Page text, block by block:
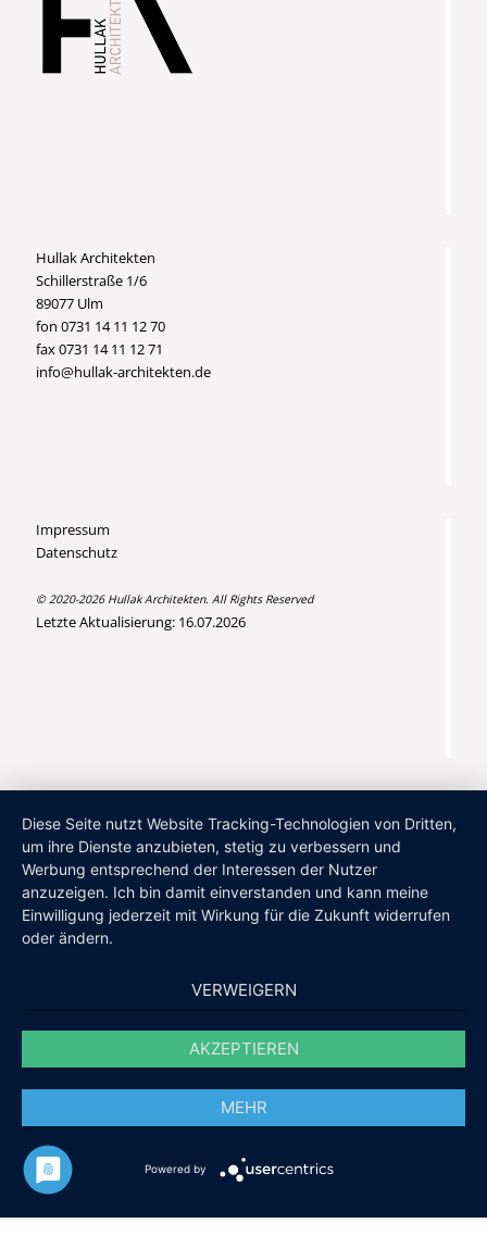
Hullak Architekten
Schillerstraße 1/6
89077 Ulm
fon 0731 14 11 12 70
fax 0731 14 11 12 71
info@hullak-architekten.de
Impressum
Datenschutz
© 2020-2026 Hullak Architekten. All Rights Reserved
Letzte Aktualisierung: 16.07.2026
Diese Seite nutzt Website Tracking-Technologien von Dritten,
um ihre Dienste anzubieten, stetig zu verbessern und
Werbung entsprechend der Interessen der Nutzer
anzuzeigen. Ich bin damit einverstanden und kann meine
Einwilligung jederzeit mit Wirkung für die Zukunft widerrufen
oder ändern.
VERWEIGERN
AKZEPTIEREN
MEHR
Powered by